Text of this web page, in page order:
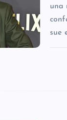
una
sue